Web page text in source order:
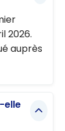
2026.
auprès
elle